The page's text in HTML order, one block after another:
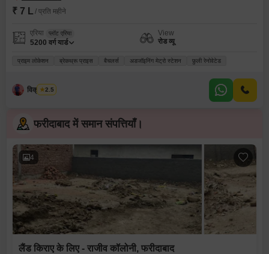
₹ 7 L / प्रति महीने
एरिया प्लॉट एरिया
5200 वर्ग यार्ड
View
रोड व्यू
प्राइम लोकेशन ब्रेकथ्रू प्राइस बैचलर्स अडजॉइनिंग मेट्रो स्टेशन फ़ुली रेनोवेटेड
विक्रम सिंह
2.5
फरीदाबाद में समान संपत्तियाँ।
4
लैंड किराए के लिए - राजीव कॉलोनी, फरीदाबाद